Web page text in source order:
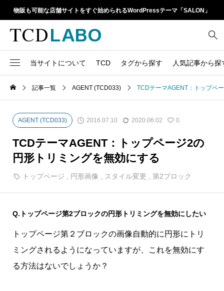
物販も可能な店舗サイトをすぐ始められるWordPressテーマ「SALON」
当サイトについて TCD タグから探す 人気記事から探
1カラム
Google Map
h1 14
iframe 17
meta description 21
meta title 39
retinaディスプレイ
SNSアイコン
TCDクラシックエディタ
ラグイン
Welcart
TCD LABOとは
TCDテーマ一覧
ファイルの編集方法
WordPressテーマ比較
人気ランキング
アップデート情報
よくあるご質問
記事一覧 AGENT (TCD033) TCDテーマAGENT：トップペ
AGENT (TCD033) 2016.07.10 2020.06.02 0
TCDテーマAGENT：トップページ2の
円形トリミングを無効にする
トップページ , 円形画像 , スタイル変更 , 第2ブロック
Q. トップページ第2ブロックの円形トリミングを無効にしたい
トップページ第２ブロックの画像自動的に円形にトリ
ミングされるようになっていますが、これを無効にす
る方法はないでしょうか？